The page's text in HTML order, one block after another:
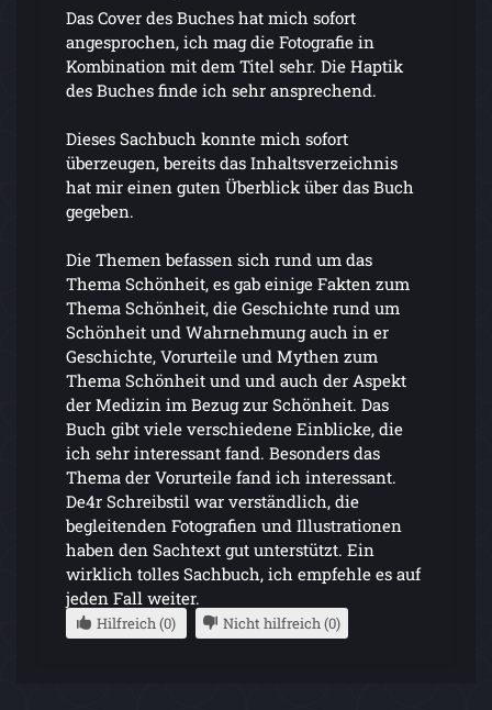
Das Cover des Buches hat mich sofort
angesprochen, ich mag die Fotografie in
Kombination mit dem Titel sehr. Die Haptik
des Buches finde ich sehr ansprechend.
Dieses Sachbuch konnte mich sofort
überzeugen, bereits das Inhaltsverzeichnis
hat mir einen guten Überblick über das Buch
gegeben.
Die Themen befassen sich rund um das
Thema Schönheit, es gab einige Fakten zum
Thema Schönheit, die Geschichte rund um
Schönheit und Wahrnehmung auch in er
Geschichte, Vorurteile und Mythen zum
Thema Schönheit und und auch der Aspekt
der Medizin im Bezug zur Schönheit. Das
Buch gibt viele verschiedene Einblicke, die
ich sehr interessant fand. Besonders das
Thema der Vorurteile fand ich interessant.
De4r Schreibstil war verständlich, die
begleitenden Fotografien und Illustrationen
haben den Sachtext gut unterstützt. Ein
wirklich tolles Sachbuch, ich empfehle es auf
jeden Fall weiter.
Hilfreich (0) Nicht hilfreich (0)